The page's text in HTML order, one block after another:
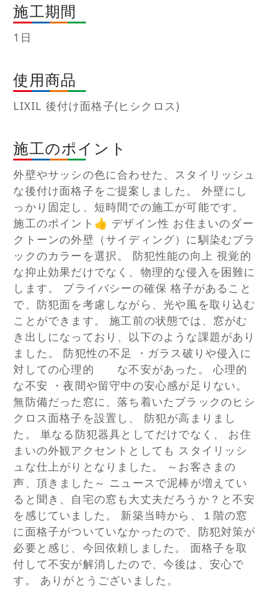
施工期間
1日
使用商品
LIXIL 後付け面格子(ヒシクロス)
施工のポイント
外壁やサッシの色に合わせた、スタイリッシュ
な後付け面格子をご提案しました。 外壁にし
っかり固定し、短時間での施工が可能です。
施工のポイント👍 デザイン性 お住まいのダー
クトーンの外壁（サイディング）に馴染むブラ
ックのカラーを選択。 防犯性能の向上 視覚的
な抑止効果だけでなく、物理的な侵入を困難に
します。 プライバシーの確保 格子があること
で、防犯面を考慮しながら、光や風を取り込む
ことができます。 施工前の状態では、窓がむ
き出しになっており、以下のような課題があり
ました。 防犯性の不足 ・ガラス破りや侵入に
対しての心理的 な不安があった。 心理的
な不安 ・夜間や留守中の安心感が足りない。
無防備だった窓に、落ち着いたブラックのヒシ
クロス面格子を設置し、 防犯が高まりまし
た。 単なる防犯器具としてだけでなく、 お住
まいの外観アクセントとしても スタイリッシ
ュな仕上がりとなりました。 ～お客さまの
声、頂きました～ ニュースで泥棒が増えてい
ると聞き、自宅の窓も大丈夫だろうか？と不安
を感じていました。 新築当時から、１階の窓
に面格子がついていなかったので、防犯対策が
必要と感じ、今回依頼しました。 面格子を取
付して不安が解消したので、今後は、安心で
す。 ありがとうございました。